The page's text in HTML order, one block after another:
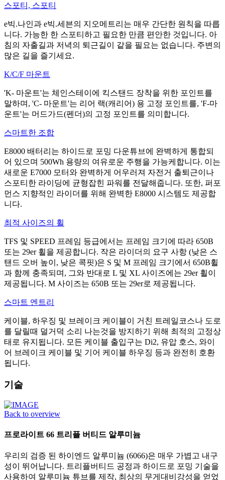
스포티, 스포티
e빅.나인과 e빅.세븐의 지오메트리는 매우 간단한 원칙을 따릅
니다. 가능한 한 스포티하고 필요한 만큼 편안한 것입니다. 아
침의 자출길과 저녁의 퇴근길이 같을 필요는 없습니다. 주변의
많은 길을 즐기세요.
K/C/F 마운트
'K- 마운트'는 체인스테이에 킥스탠드 장착을 위한 포인트를
말하며, 'C- 마운트'는 리어 랙(캐리어) 용 고정 포인트를, 'F-마
운트'는 머드가드(펜더)의 고정 포인트를 의미합니다.
스마트한 조합
E8000 배터리는 하이드로 포밍 다운튜브에 완벽하게 통합되
어 있으며 500Wh 용량의 여유로운 주행을 가능케합니다. 이는
새로운 E7000 모터와 완벽하게 어우러져 자전거 출퇴근이나
스포티한 라이딩에 균형잡힌 파워를 전달해줍니다. 또한, 퍼포
먼스 지향적인 라이더를 위해 완벽한 E8000 시스템도 제공합
니다.
최적 사이즈의 휠
TFS 및 SPEED 프레임 등급에서는 프레임 크기에 따라 650B
또는 29er 휠을 제공합니다. 작은 라이더의 요구 사항 (낮은 스
탠드 오버 높이, 낮은 콕핏)은 S 및 M 프레임 크기에서 650B휠
과 함께 충족되며, 그와 반대로 L 및 XL 사이즈에는 29er 휠이
제공됩니다. M 사이즈는 650B 또는 29er로 제공됩니다.
스마트 엔트리
케이블, 하우징 및 브레이크 케이블이 거친 트레일코스나 도로
를 달릴때 덜거덕 소리 나는것을 방지하기 위해 최적의 고정상
태로 유지됩니다. 모든 케이블 출입구는 Di2, 유압 호스, 와이
어 브레이크 케이블 및 기어 케이블 하우징 등과 완전히 호환
됩니다.
기술
Back to overview
프로라이트 66 트리플 버티드 알루미늄
우리의 검증 된 하이엔드 알루미늄 (6066)은 매우 가볍고 내구
성이 뛰어납니다. 트리플버티드 공정과 하이드로 포밍 기술을
사용하여 알루미늄 튜브를 제작, 최상의 무게대비강성을 얻었